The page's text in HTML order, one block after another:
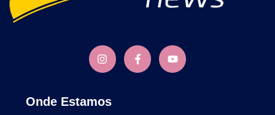
Onde Estamos